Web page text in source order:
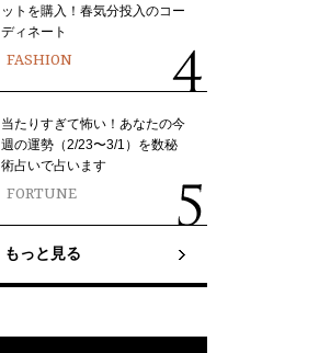
ットを購入！春気分投入のコー
ディネート
FASHION
当たりすぎて怖い！あなたの今
週の運勢（2/23〜3/1）を数秘
術占いで占います
FORTUNE
もっと見る